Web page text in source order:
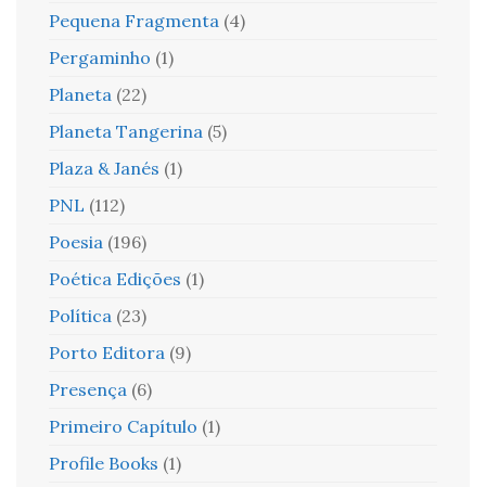
Pequena Fragmenta (4)
Pergaminho (1)
Planeta (22)
Planeta Tangerina (5)
Plaza & Janés (1)
PNL (112)
Poesia (196)
Poética Edições (1)
Política (23)
Porto Editora (9)
Presença (6)
Primeiro Capítulo (1)
Profile Books (1)